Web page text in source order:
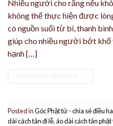
Nhiều người cho rằng nếu
không thể thực hiện được
có nguồn suối từ bi, thanh
giúp cho nhiều người bớt khổ
hạnh […]
Posted inGóc Phật tử - chia sẻ điều
dài cách tân đi lễ,áo dài cách tân